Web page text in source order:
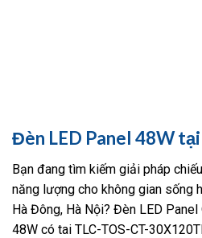
Đèn LED Panel 48W
Bạn đang tìm kiếm giải pháp
năng lượng cho không gian sống
Hà Đông, Hà Nội? Đèn LED
48W có tai TLC-TOS-CT-